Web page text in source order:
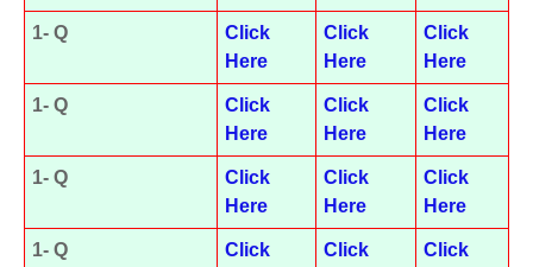
1- Q
Click
Here
Click
Here
Click
Here
1- Q
Click
Here
Click
Here
Click
Here
1- Q
Click
Here
Click
Here
Click
Here
1- Q
Click
Click
Click